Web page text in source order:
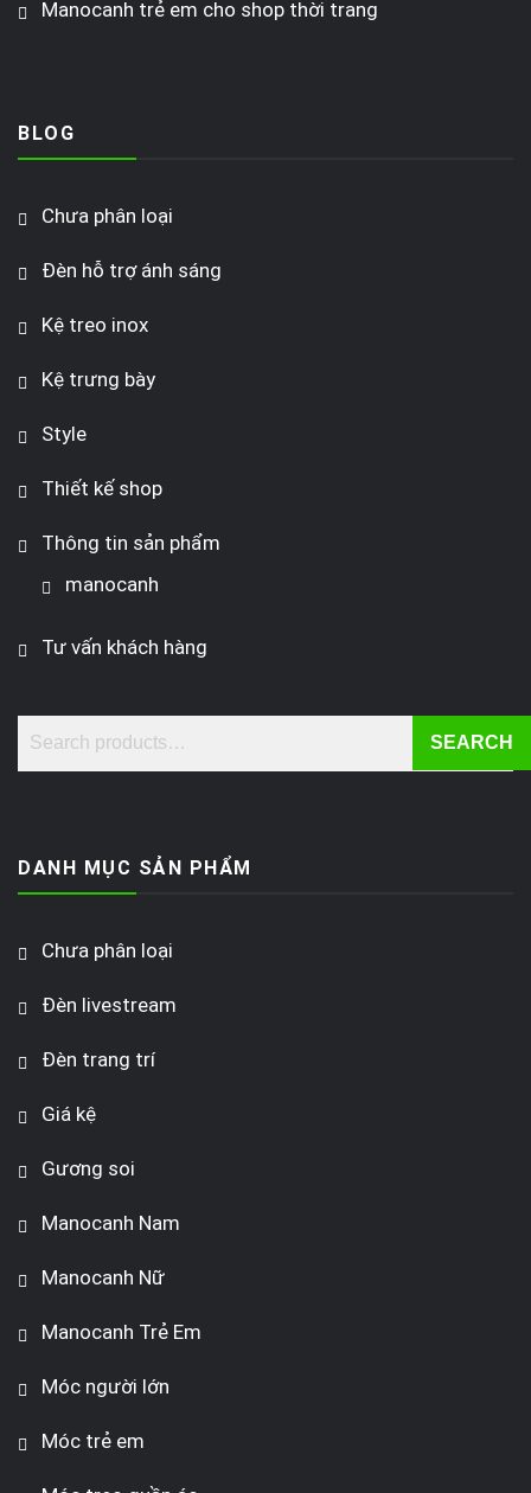
Manocanh trẻ em cho shop thời trang
BLOG
Chưa phân loại
Đèn hỗ trợ ánh sáng
Kệ treo inox
Kệ trưng bày
Style
Thiết kế shop
Thông tin sản phẩm
manocanh
Tư vấn khách hàng
SEARCH
DANH MỤC SẢN PHẨM
Chưa phân loại
Đèn livestream
Đèn trang trí
Giá kệ
Gương soi
Manocanh Nam
Manocanh Nữ
Manocanh Trẻ Em
Móc người lớn
Móc trẻ em